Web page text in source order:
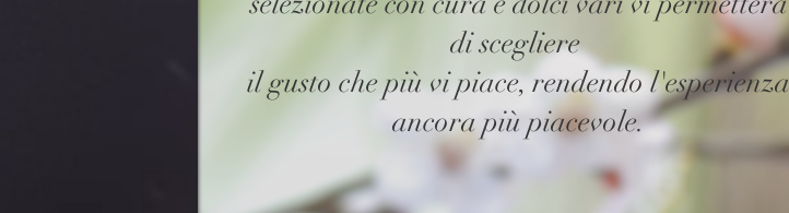
di scegliere
il gusto che più vi piace, rendendo l'esperienza
ancora più piacevole.